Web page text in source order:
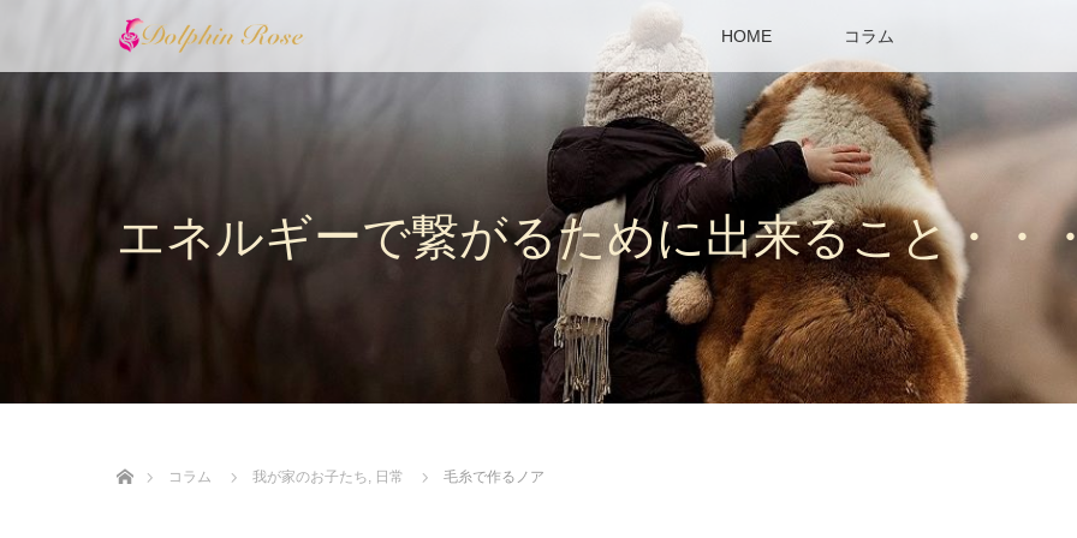
HOME コラム
エネルギーで繋がるために出来ること・・
コラム
我が家のお子たち, 日常 毛糸で作るノア